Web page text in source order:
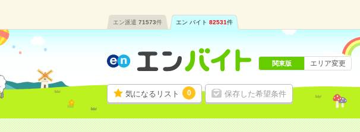
エン派遣 71573件 エン バイト 82531件
気になるリスト 0 保存した希望条件
関東版 エリア変更